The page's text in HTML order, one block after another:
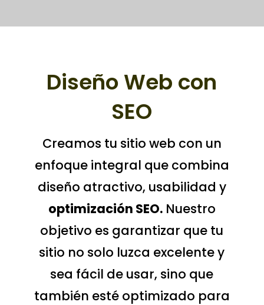
Diseño Web con
SEO
Creamos tu sitio web con un
enfoque integral que combina
diseño atractivo, usabilidad y
optimización SEO.Nuestro
objetivo es garantizar que tu
sitio no solo luzca excelente y
sea fácil de usar, sino que
también esté optimizado para